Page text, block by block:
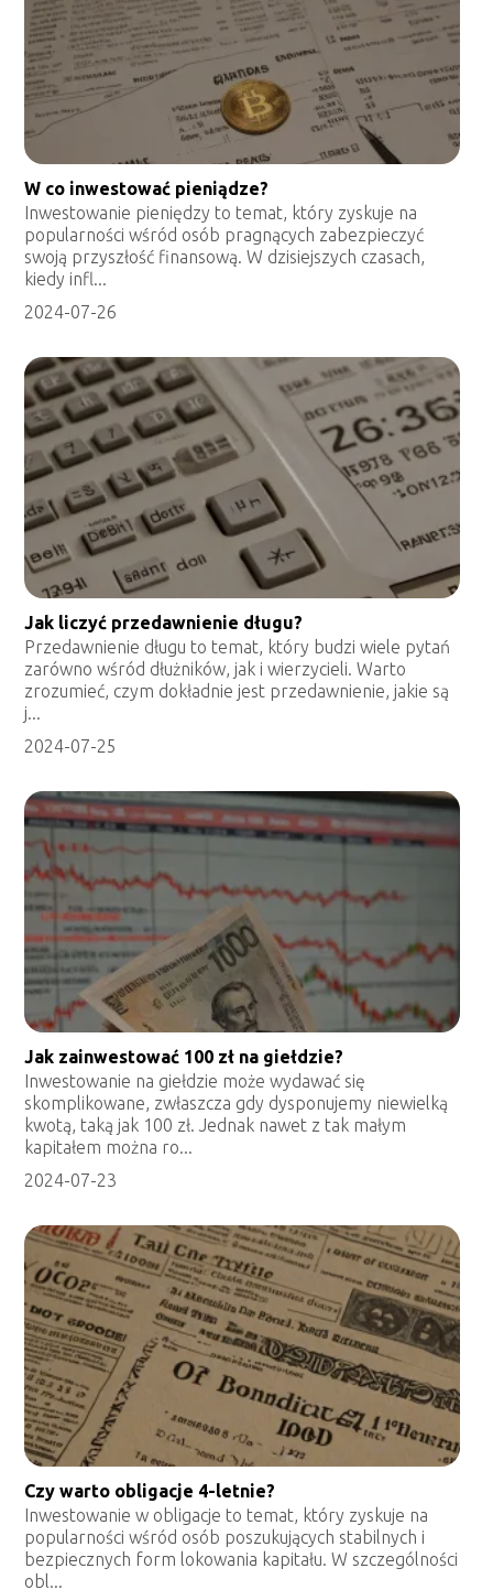
W co inwestować pieniądze?
Inwestowanie pieniędzy to temat, który zyskuje na
popularności wśród osób pragnących zabezpieczyć
swoją przyszłość finansową. W dzisiejszych czasach,
kiedy infl...
2024-07-26
Jak liczyć przedawnienie długu?
Przedawnienie długu to temat, który budzi wiele pytań
zarówno wśród dłużników, jak i wierzycieli. Warto
zrozumieć, czym dokładnie jest przedawnienie, jakie są
j...
2024-07-25
Jak zainwestować 100 zł na giełdzie?
Inwestowanie na giełdzie może wydawać się
skomplikowane, zwłaszcza gdy dysponujemy niewielką
kwotą, taką jak 100 zł. Jednak nawet z tak małym
kapitałem można ro...
2024-07-23
Czy warto obligacje 4-letnie?
Inwestowanie w obligacje to temat, który zyskuje na
popularności wśród osób poszukujących stabilnych i
bezpiecznych form lokowania kapitału. W szczególności
obl...